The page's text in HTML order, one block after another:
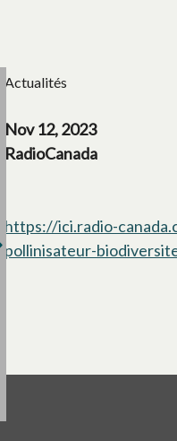
Actualités
Nov 12, 2023
RadioCanada
https://ici.radio-
pollinisateur-